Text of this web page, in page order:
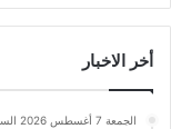
أخر الاخبار
الجمعة 7 أغسطس 2026 الساعة 5:31 ص